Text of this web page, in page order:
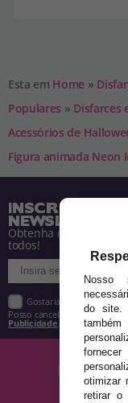
Esta em Home »
Populares » Disfarces
Acessórios de
Figura animada Neon
INSCREVA-SE
NEWSLETTER
Obtenha descontos e
todos!
Gostaria de receber
Posso cancelar a inscrição
Publicidade
Nosso
do site.
otimizar
retirar o